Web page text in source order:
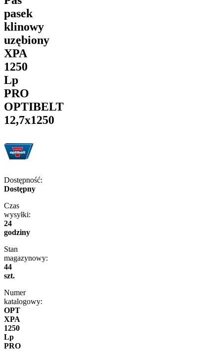
pasek
klinowy
uzębiony
XPA
1250
Lp
PRO
OPTIBELT
12,7x1250
Dostępność:
Dostępny
Czas
wysyłki:
24
godziny
Stan
magazynowy:
44
szt.
Numer
katalogowy:
OPT
XPA
1250
Lp
PRO